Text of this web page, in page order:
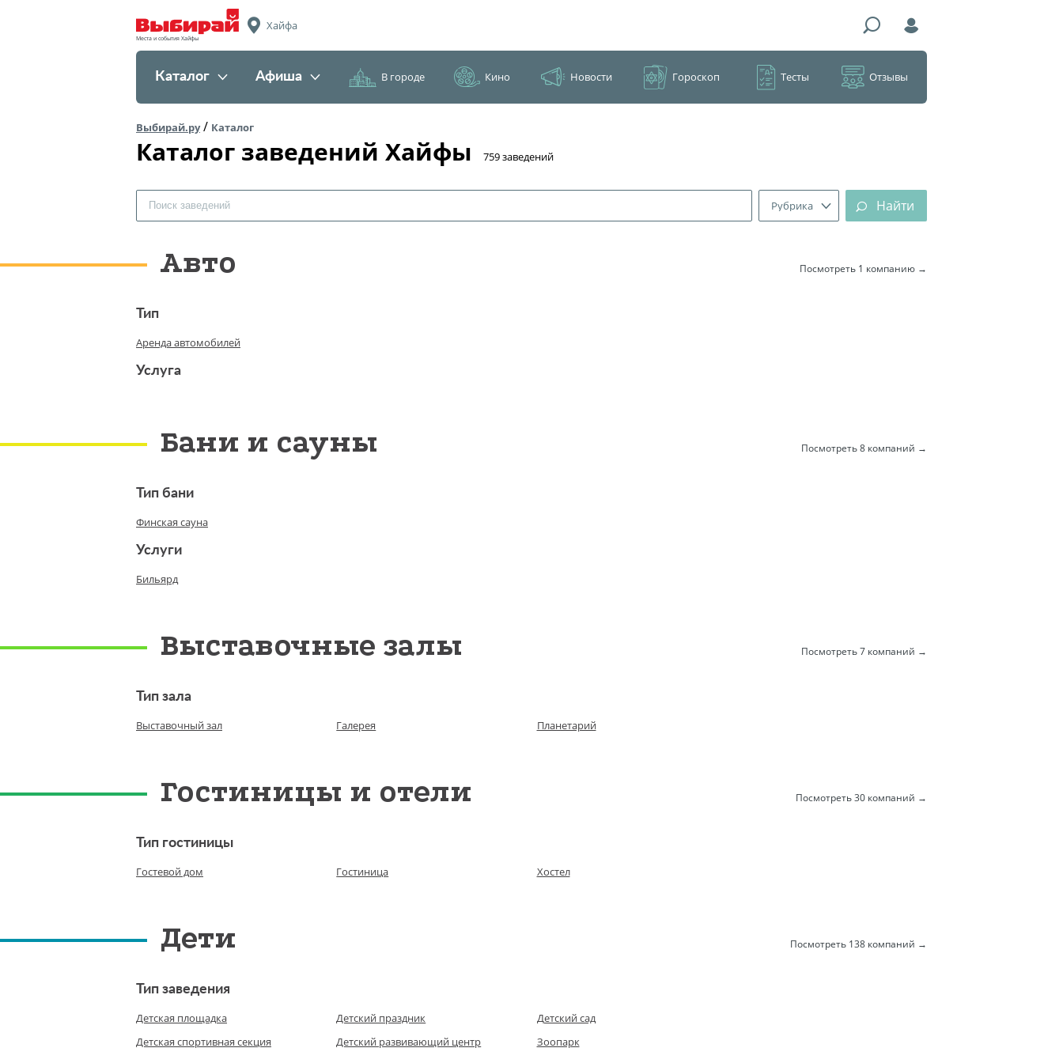
Места и события Хайфы
Хайфа
Каталог Афиша В городе Кино Новости Гороскоп Тесты Отзывы
Выбирай.ру/ Каталог
Каталог заведений Хайфы ​759 заведений
Рубрика Найти
Авто Посмотреть 1 компанию
Тип
Аренда автомобилей
Услуга
Бани и сауны Посмотреть 8 компаний
Тип бани
Финская сауна
Услуги
Бильярд
Выставочные залы Посмотреть 7 компаний
Тип зала
Выставочный зал
Галерея Планетарий
Гостиницы и отели Посмотреть 30 компаний
Тип гостиницы
Гостевой дом
Гостиница Хостел
Дети Посмотреть 138 компаний
Тип заведения
Детская площадка
Детская спортивная секция
Детский праздник
Детский развивающий центр
Детский сад
Зоопарк